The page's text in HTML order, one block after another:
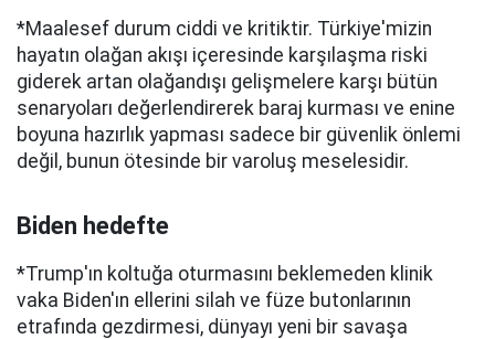
*Maalesef durum ciddi ve kritiktir. Türkiye'mizin
hayatın olağan akışı içeresinde karşılaşma riski
giderek artan olağandışı gelişmelere karşı bütün
senaryoları değerlendirerek baraj kurması ve enine
boyuna hazırlık yapması sadece bir güvenlik önlemi
değil, bunun ötesinde bir varoluş meselesidir.
Biden hedefte
*Trump'ın koltuğa oturmasını beklemeden klinik
vaka Biden'ın ellerini silah ve füze butonlarının
etrafında gezdirmesi, dünyayı yeni bir savaşa